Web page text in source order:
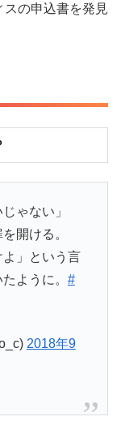
スの申込書を発見
ゃない」
開ける。
」という言
ように。 #
2018年9